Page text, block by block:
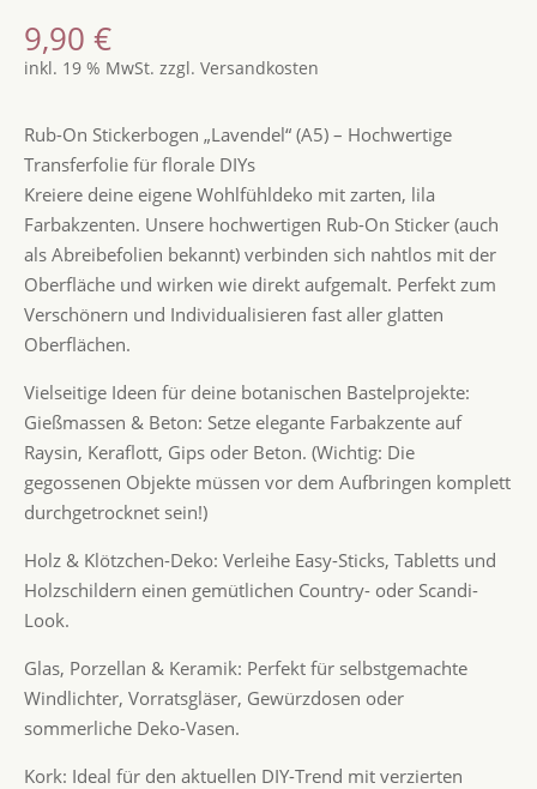
von 5,
basierend
auf
9,90 €
inkl. 19 % MwSt. zzgl. Versandkosten
Rub-On Stickerbogen „Lavendel“ (A5) – Hochwertige
Transferfolie für florale DIYs
Kreiere deine eigene Wohlfühldeko mit zarten, lila
Farbakzenten. Unsere hochwertigen Rub-On Sticker (auch
als Abreibefolien bekannt) verbinden sich nahtlos mit der
Oberfläche und wirken wie direkt aufgemalt. Perfekt zum
Verschönern und Individualisieren fast aller glatten
Oberflächen.
Vielseitige Ideen für deine botanischen Bastelprojekte:
Gießmassen & Beton: Setze elegante Farbakzente auf
Raysin, Keraflott, Gips oder Beton. (Wichtig: Die
gegossenen Objekte müssen vor dem Aufbringen komplett
durchgetrocknet sein!)
Holz & Klötzchen-Deko: Verleihe Easy-Sticks, Tabletts und
Holzschildern einen gemütlichen Country- oder Scandi-
Look.
Glas, Porzellan & Keramik: Perfekt für selbstgemachte
Windlichter, Vorratsgläser, Gewürzdosen oder
sommerliche Deko-Vasen.
Kork: Ideal für den aktuellen DIY-Trend mit verzierten